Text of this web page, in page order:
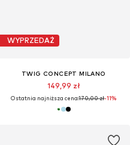
WYPRZEDAŻ
TWIG CONCEPT MILANO
149,99 zł
Ostatnia najniższa cena:170,00 zł-11%